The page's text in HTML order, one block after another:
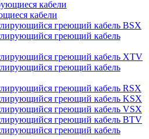
кабели
греющий кабель BSX
греющий кабель
греющий кабель XTV
греющий кабель
греющий кабель RSX
греющий кабель KSX
греющий кабель VSX
греющий кабель BTV
греющий кабель